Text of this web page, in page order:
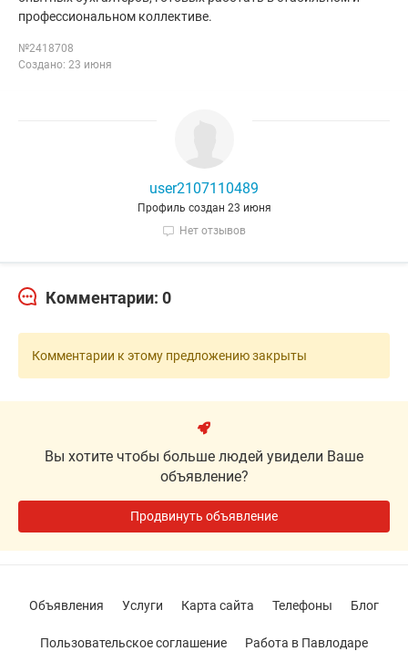
профессиональном коллективе.
№2418708
Создано: 23 июня
user2107110489
Профиль создан 23 июня
Нет отзывов
Комментарии: 0
Комментарии к этому предложению закрыты
Вы хотите чтобы больше людей увидели Ваше
объявление?
Продвинуть объявление
Объявления Услуги Карта сайта Телефоны Блог
Пользовательское соглашение Работа в Павлодаре